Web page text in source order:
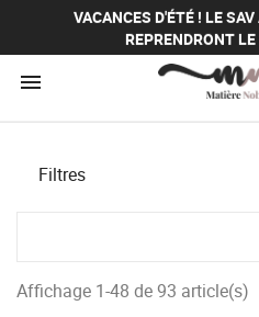
VACANCES D'ÉTÉ ! LE
REPRENDRONT
VACANCES D'ÉTÉ ! LE
REPRENDRONT

Filtres
Affichage 1-48 de 93 article(s)